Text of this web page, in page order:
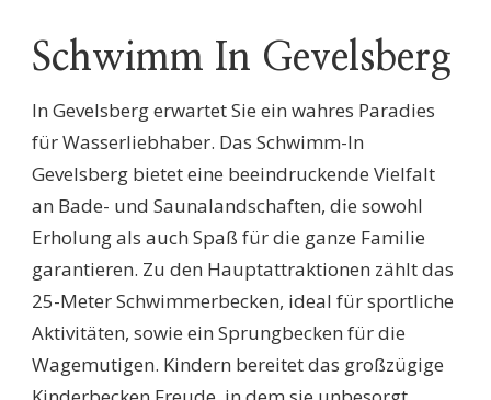
Schwimm In Gevelsberg
In Gevelsberg erwartet Sie ein wahres Paradies
für Wasserliebhaber. Das Schwimm-In
Gevelsberg bietet eine beeindruckende Vielfalt
an Bade- und Saunalandschaften, die sowohl
Erholung als auch Spaß für die ganze Familie
garantieren. Zu den Hauptattraktionen zählt das
25-Meter Schwimmerbecken, ideal für sportliche
Aktivitäten, sowie ein Sprungbecken für die
Wagemutigen. Kindern bereitet das großzügige